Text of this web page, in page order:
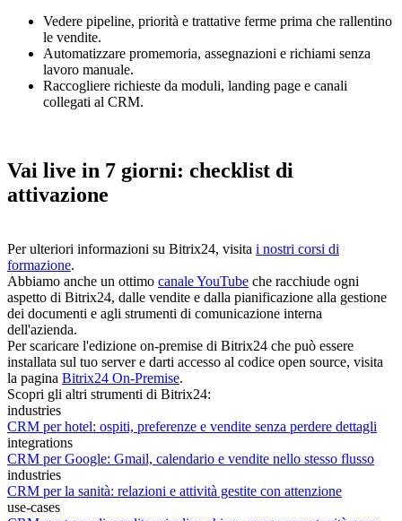
Vedere pipeline, priorità e trattative ferme prima che rallentino
le vendite.
Automatizzare promemoria, assegnazioni e richiami senza
lavoro manuale.
Raccogliere richieste da moduli, landing page e canali
collegati al CRM.
Vai live in 7 giorni: checklist di
attivazione
Per ulteriori informazioni su Bitrix24, visita i nostri corsi di
formazione.
Abbiamo anche un ottimo canale YouTube che racchiude ogni
aspetto di Bitrix24, dalle vendite e dalla pianificazione alla gestione
dei documenti e agli strumenti di comunicazione interna
dell'azienda.
Per scaricare l'edizione on-premise di Bitrix24 che può essere
installata sul tuo server e darti accesso al codice open source, visita
la pagina Bitrix24 On-Premise.
Scopri gli altri strumenti di Bitrix24:
industries
CRM per hotel: ospiti, preferenze e vendite senza perdere dettagli
integrations
CRM per Google: Gmail, calendario e vendite nello stesso flusso
industries
CRM per la sanità: relazioni e attività gestite con attenzione
use-cases